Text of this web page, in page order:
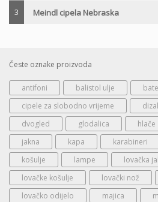
3 Meindl cipela Nebraska
Česte oznake proizvoda
antifoni balistol ulje
cipele za slobodno vrijeme
dvogled
glodalica hlače
jakna
kapa karabineri
košulje
lampe lovačka
lovačke košulje
lovački nož
lovačko odijelo
majica